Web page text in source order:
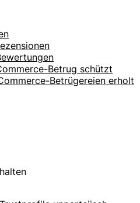
Betrug schützt
Betrügereien erholt